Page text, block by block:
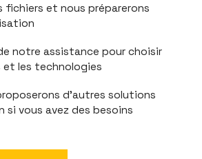
fichiers et nous préparerons
notre assistance pour choisir
les technologies
d'autres solutions
si vous avez des besoins